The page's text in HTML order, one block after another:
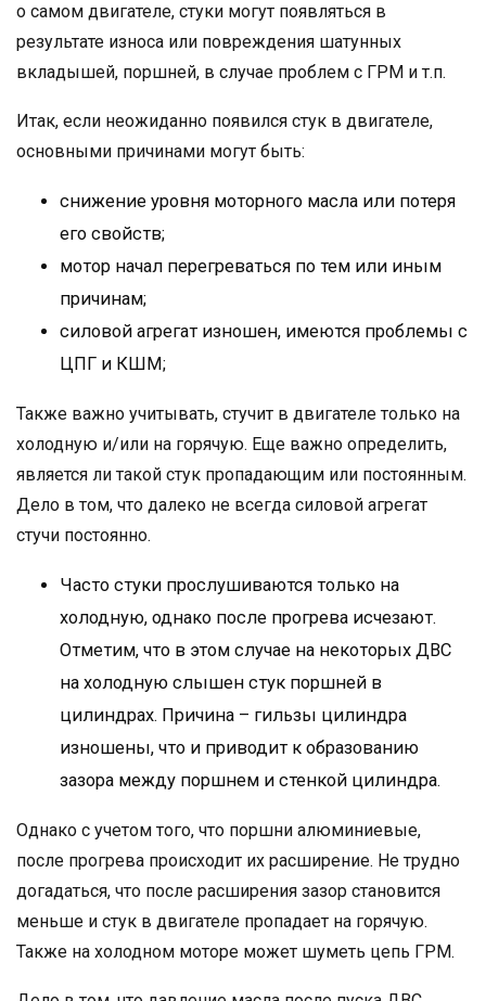
о самом двигателе, стуки могут появляться в
результате износа или повреждения шатунных
вкладышей, поршней, в случае проблем с ГРМ и т.п.
Итак, если неожиданно появился стук в двигателе,
основными причинами могут быть:
снижение уровня моторного масла или потеря
его свойств;
мотор начал перегреваться по тем или иным
причинам;
силовой агрегат изношен, имеются проблемы с
ЦПГ и КШМ;
Также важно учитывать, стучит в двигателе только на
холодную и/или на горячую. Еще важно определить,
является ли такой стук пропадающим или постоянным.
Дело в том, что далеко не всегда силовой агрегат
стучи постоянно.
Часто стуки прослушиваются только на
холодную, однако после прогрева исчезают.
Отметим, что в этом случае на некоторых ДВС
на холодную слышен стук поршней в
цилиндрах. Причина – гильзы цилиндра
изношены, что и приводит к образованию
зазора между поршнем и стенкой цилиндра.
Однако с учетом того, что поршни алюминиевые,
после прогрева происходит их расширение. Не трудно
догадаться, что после расширения зазор становится
меньше и стук в двигателе пропадает на горячую.
Также на холодном моторе может шуметь цепь ГРМ.